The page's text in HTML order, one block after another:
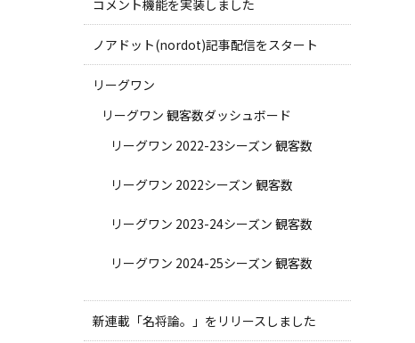
コメント機能を実装しました
ノアドット(nordot)記事配信をスタート
リーグワン
リーグワン 観客数ダッシュボード
リーグワン 2022-23シーズン 観客数
リーグワン 2022シーズン 観客数
リーグワン 2023-24シーズン 観客数
リーグワン 2024-25シーズン 観客数
新連載「名将論。」をリリースしました